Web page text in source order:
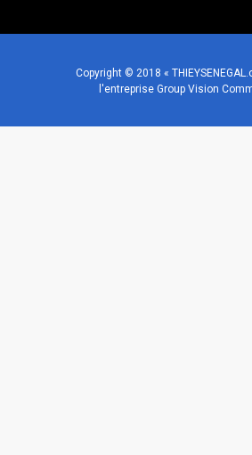
Copyright © 2018 «
l'entreprise Group Vision